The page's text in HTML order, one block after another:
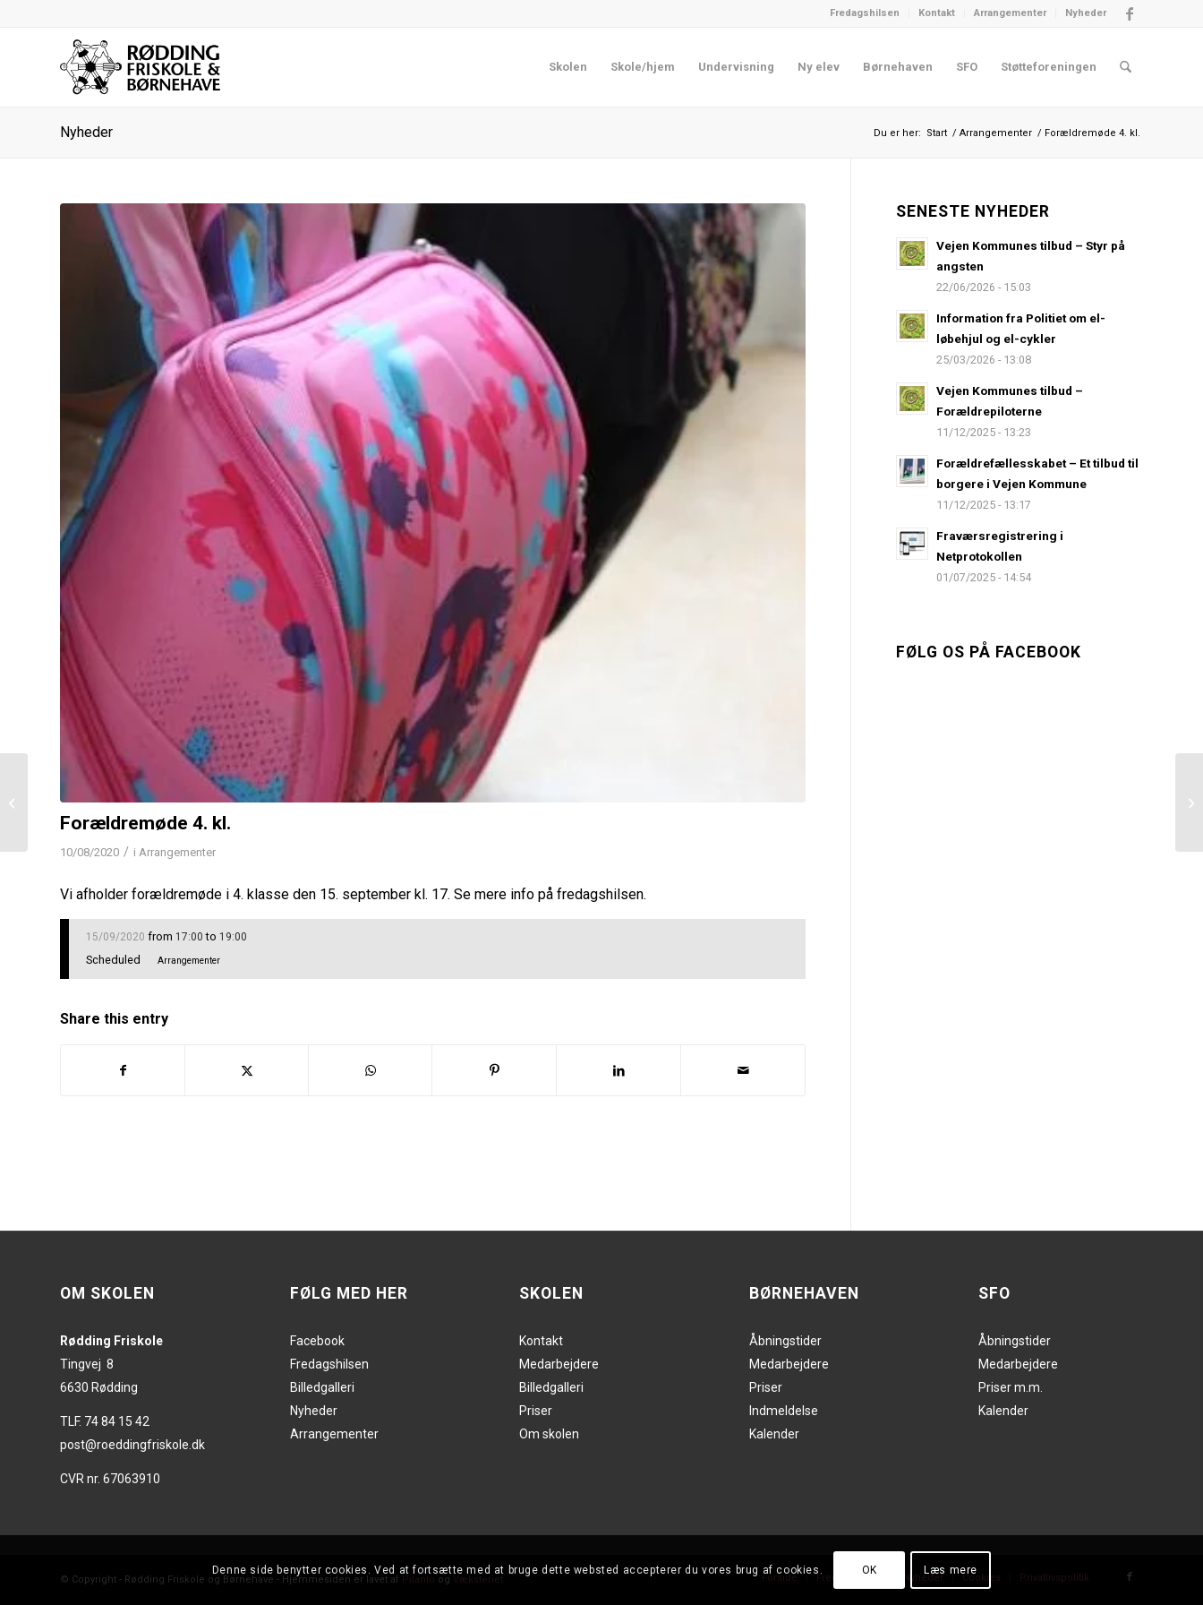
Fredagshilsen Kontakt Arrangementer Nyheder
Skolen Skole/hjem Undervisning Ny elev Børnehaven SFO Støtteforeningen
Nyheder Du er her: Start / Arrangementer / Forældremøde 4. kl.
Forældremøde 4. kl.
10/08/2020 / i Arrangementer
Vi afholder forældremøde i 4. klasse den 15. september kl. 17. Se mere info på fredagshilsen.
15/09/2020 from 17:00 to 19:00
Scheduled Arrangementer
Share this entry
SENESTE NYHEDER
Vejen Kommunes tilbud – Styr på
angsten
22/06/2026 - 15:03
Information fra Politiet om el-
løbehjul og el-cykler
25/03/2026 - 13:08
Vejen Kommunes tilbud –
Forældrepiloterne
11/12/2025 - 13:23
Forældrefællesskabet – Et tilbud til
borgere i Vejen Kommune
11/12/2025 - 13:17
Fraværsregistrering i
Netprotokollen
01/07/2025 - 14:54
FØLG OS PÅ FACEBOOK
OM SKOLEN
Rødding Friskole
Tingvej 8
6630 Rødding
TLF. 74 84 15 42
post@roeddingfriskole.dk
CVR nr. 67063910
FØLG MED HER
Facebook
Fredagshilsen
Billedgalleri
Nyheder
Arrangementer
SKOLEN
Kontakt
Medarbejdere
Billedgalleri
Priser
Om skolen
BØRNEHAVEN
Åbningstider
Medarbejdere
Priser
Indmeldelse
Kalender
SFO
Åbningstider
Medarbejdere
Priser m.m.
Kalender
© Copyright - Rødding Friskole og Børnehave - Hjemmesiden er lavet af Pilanto og Væksteriet Forside Fredagshilsen Nyheder Cookies Privatlivspolitik
Terminsprøver 9. klasse
Denne side benytter cookies. Ved at fortsætte med at bruge dette websted accepterer du vores brug af cookies. OK Læs mere